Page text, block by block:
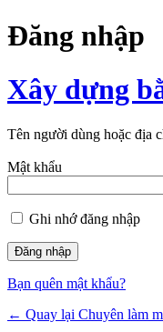
Đăng nhập
Xây dựng
Tên người dùng hoặc địa
Mật khẩu
Ghi nhớ đăng nhập
Bạn quên mật khẩu?
← Quay lại Chuyên làm